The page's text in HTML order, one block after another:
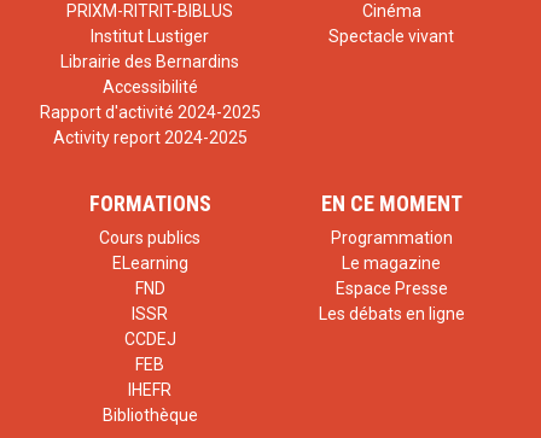
PRIXM-RITRIT-BIBLUS
Institut Lustiger
Librairie des Bernardins
Accessibilité
Rapport d'activité 2024-2025
Activity report 2024-2025
Cinéma
Spectacle vivant
FORMATIONS
Cours publics
ELearning
FND
ISSR
CCDEJ
FEB
IHEFR
Bibliothèque
EN CE MOMENT
Programmation
Le magazine
Espace Presse
Les débats en ligne